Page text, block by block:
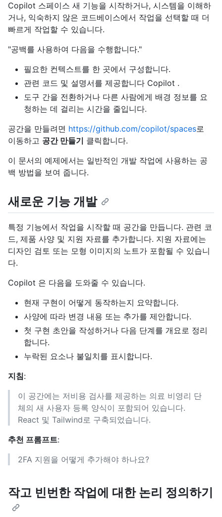
Copilot 스페이스 새 기능을 시작하거나, 시스템을 이해하
거나, 익숙하지 않은 코드베이스에서 작업을 선택할 때 더
빠르게 작업할 수 있습니다.
"공백를 사용하여 다음을 수행합니다."
필요한 컨텍스트를 한 곳에서 구성합니다.
관련 코드 및 설명서를 제공합니다 Copilot .
도구 간을 전환하거나 다른 사람에게 배경 정보를 요
청하는 데 걸리는 시간을 줄입니다.
공간을 만들려면 https://github.com/copilot/spaces로
이동하고 공간 만들기 클릭합니다.
이 문서의 예제에서는 일반적인 개발 작업에 사용하는 공
백 방법을 보여 줍니다.
새로운 기능 개발
특정 기능에서 작업을 시작할 때 공간을 만듭니다. 관련 코
드, 제품 사양 및 지원 자료를 추가합니다. 지원 자료에는
디자인 검토 또는 모형 이미지의 노트가 포함될 수 있습니
다.
Copilot 은 다음을 도와줄 수 있습니다.
현재 구현이 어떻게 동작하는지 요약합니다.
사양에 따라 변경 내용 또는 추가를 제안합니다.
첫 구현 초안을 작성하거나 다음 단계를 개요로 정리
합니다.
누락된 요소나 불일치를 표시합니다.
지침:
이 공간에는 저비용 검사를 제공하는 의료 비영리 단
체의 새 사용자 등록 양식이 포함되어 있습니다.
React 및 Tailwind로 구축되었습니다.
추천 프롬프트:
2FA 지원을 어떻게 추가해야 하나요?
작고 빈번한 작업에 대한 논리 정의하기